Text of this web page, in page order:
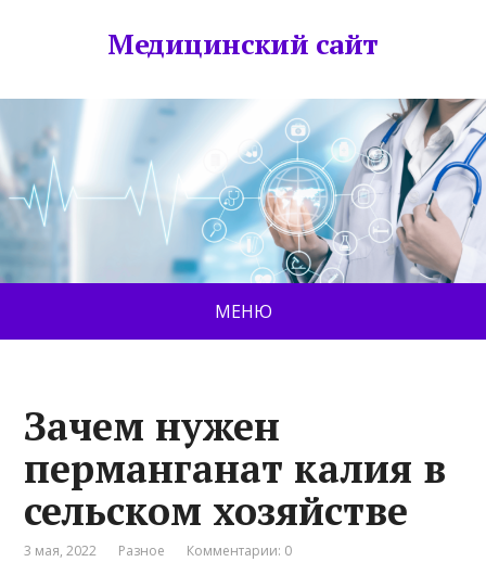
Медицинский сайт
МЕНЮ
Зачем нужен
перманганат калия в
сельском хозяйстве
3 мая, 2022 Разное Комментарии: 0